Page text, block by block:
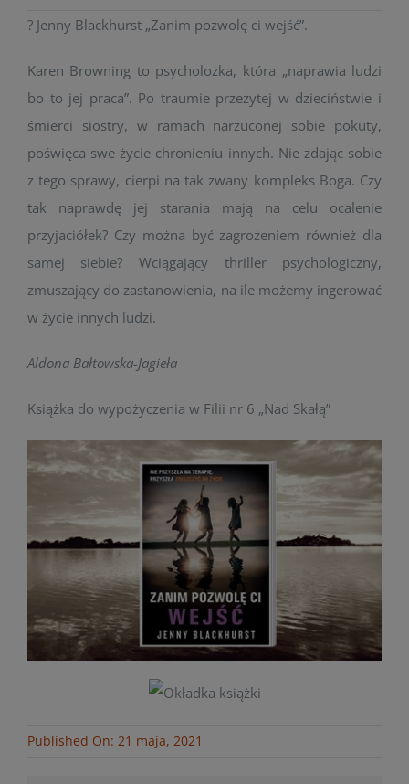
? Jenny Blackhurst „Zanim pozwolę ci wejść”.
Karen Browning to psycholożka, która „naprawia ludzi
bo to jej praca”. Po traumie przeżytej w dzieciństwie i
śmierci siostry, w ramach narzuconej sobie pokuty,
poświęca swe życie chronieniu innych. Nie zdając sobie
z tego sprawy, cierpi na tak zwany kompleks Boga. Czy
tak naprawdę jej starania mają na celu ocalenie
przyjaciółek? Czy można być zagrożeniem również dla
samej siebie? Wciągający thriller psychologiczny,
zmuszający do zastanowienia, na ile możemy ingerować
w życie innych ludzi.
Aldona Bałtowska-Jagieła
Książka do wypożyczenia w Filii nr 6 „Nad Skałą”
Published On: 21 maja, 2021